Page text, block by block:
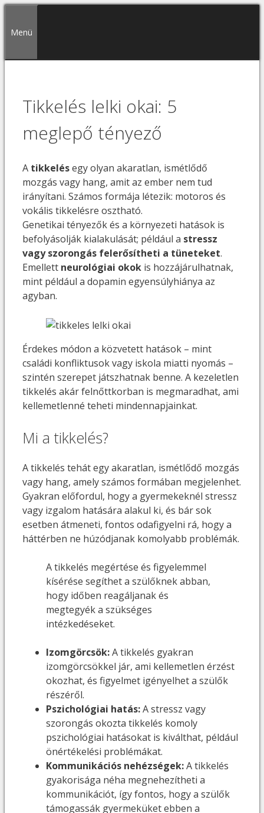
tartalomba
Menü
Tikkelés lelki okai: 5
meglepő tényező
A tikkelésegy olyan akaratlan, ismétlődő
mozgás vagy hang, amit az ember nem tud
irányítani. Számos formája létezik: motoros és
vokális tikkelésre osztható.
Genetikai tényezők és a környezeti hatások is
befolyásolják kialakulását; például a stressz
vagy szorongás felerősítheti a tüneteket.
Emellett neurológiai okok is hozzájárulhatnak,
mint például a dopamin egyensúlyhiánya az
agyban.
Érdekes módon a közvetett hatások – mint
családi konfliktusok vagy iskola miatti nyomás –
szintén szerepet játszhatnak benne. A kezeletlen
tikkelés akár felnőttkorban is megmaradhat, ami
kellemetlenné teheti mindennapjainkat.
Mi a tikkelés?
A tikkelés tehát egy akaratlan, ismétlődő mozgás
vagy hang, amely számos formában megjelenhet.
Gyakran előfordul, hogy a gyermekeknél stressz
vagy izgalom hatására alakul ki, és bár sok
esetben átmeneti, fontos odafigyelni rá, hogy a
háttérben ne húzódjanak komolyabb problémák.
A tikkelés megértése és figyelemmel
kísérése segíthet a szülőknek abban,
hogy időben reagáljanak és
megtegyék a szükséges
intézkedéseket.
Izomgörcsök:A tikkelés gyakran
izomgörcsökkel jár, ami kellemetlen érzést
okozhat, és figyelmet igényelhet a szülők
részéről.
Pszichológiai hatás:A stressz vagy
szorongás okozta tikkelés komoly
pszichológiai hatásokat is kiválthat, például
önértékelési problémákat.
Kommunikációs nehézségek:A tikkelés
gyakorisága néha megnehezítheti a
kommunikációt, így fontos, hogy a szülők
támogassák gyermeküket ebben a